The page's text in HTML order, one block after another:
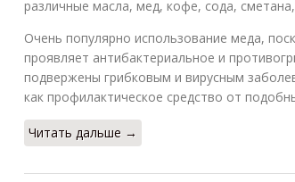
различные масла, мед, кофе, сода,
Очень популярно использование меда,
проявляет антибактериальное и
подвержены грибковым и вирусным
как профилактическое средство от
Читать дальше →